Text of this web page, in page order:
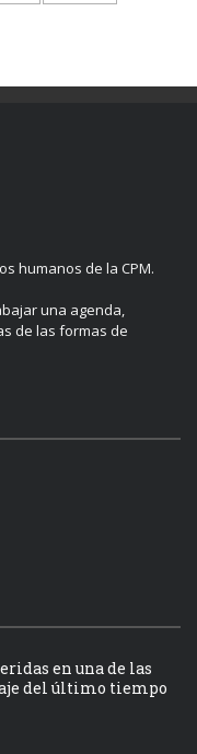
humanos de la CPM.
una agenda,
de las formas de
en una de las
del último tiempo